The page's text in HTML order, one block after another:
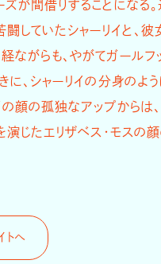
が間借りすることになる
ていたシャーリイと、彼
ながらも、やがてガールフ
に、シャーリイの分身のよ
の顔の孤独なアップからは
演じたエリザベス・モス
トへ